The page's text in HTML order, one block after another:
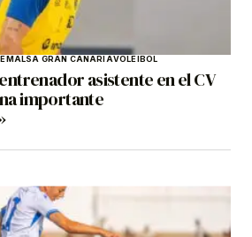
GRAN CANARIAVOLEIBOL
asistente en el CV
importante